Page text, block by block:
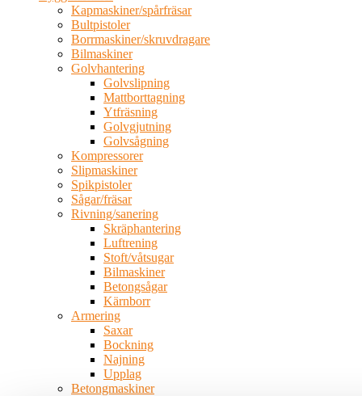
Kapmaskiner/spårfräsar
Bultpistoler
Borrmaskiner/skruvdragare
Bilmaskiner
Golvhantering
Golvslipning
Mattborttagning
Ytfräsning
Golvgjutning
Golvsågning
Kompressorer
Slipmaskiner
Spikpistoler
Sågar/fräsar
Rivning/sanering
Skräphantering
Luftrening
Stoft/våtsugar
Bilmaskiner
Betongsågar
Kärnborr
Armering
Saxar
Bockning
Najning
Upplag
Betongmaskiner